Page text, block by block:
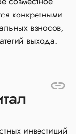
конкретными
взносов,
выхода.
инвестиций